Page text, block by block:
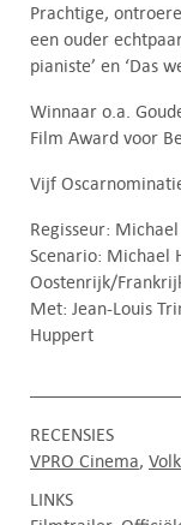
Prachtige,
een ouder
pianiste’ en ‘Das
Winnaar o.a.
Film Award voor
Vijf
Regisseur:
Scenario: Michael
Oostenrijk/
Met: Jean-Louis
Huppert
RECENSIES
VPRO Cinema
LINKS